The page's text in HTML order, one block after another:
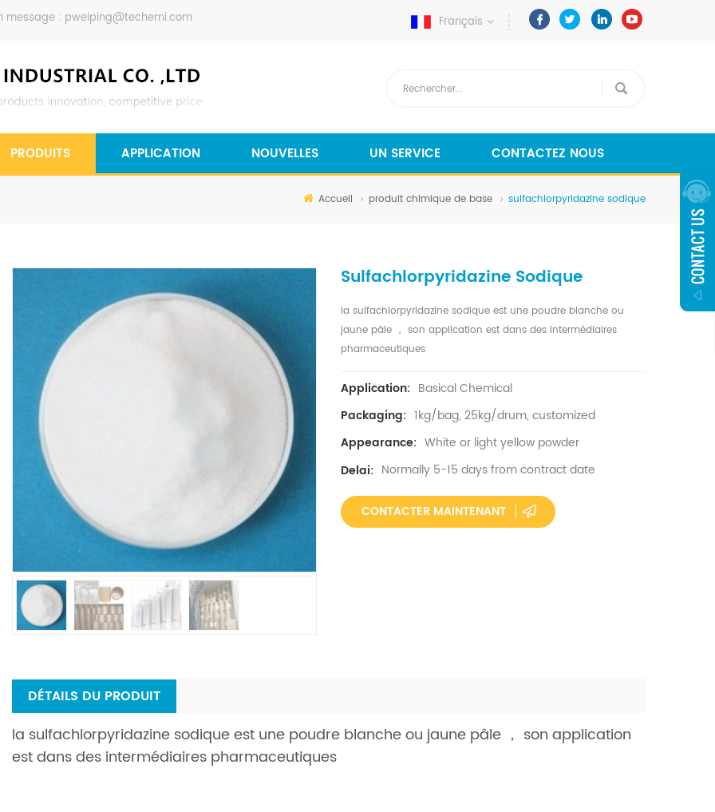
message : pweiping@techemi.com Français
PRODUITS APPLICATION NOUVELLES UN SERVICE CONTACTEZ NOUS
Accueil produit chimique de base sulfachlorpyridazine sodique
Sulfachlorpyridazine Sodique
la sulfachlorpyridazine sodique est une poudre blanche ou
jaune pâle ， son application est dans des intermédiaires
pharmaceutiques
Application: Basical Chemical
Packaging: 1kg/bag, 25kg/drum, customized
Appearance: White or light yellow powder
Delai: Normally 5-15 days from contract date
CONTACTER MAINTENANT
DÉTAILS DU PRODUIT
la sulfachlorpyridazine sodique est une poudre blanche ou jaune pâle ， son application
est dans des intermédiaires pharmaceutiques